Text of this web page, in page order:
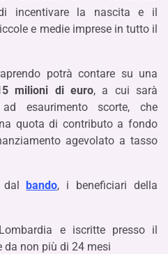
incentivare la nascita e il
e medie imprese in tutto il
potrà contare su una
milioni di euro, a cui sarà
esaurimento scorte, che
quota di contributo a fondo
agevolato a tasso
dalbando, i beneficiari della
e iscritte presso il
da non più di 24 mesi